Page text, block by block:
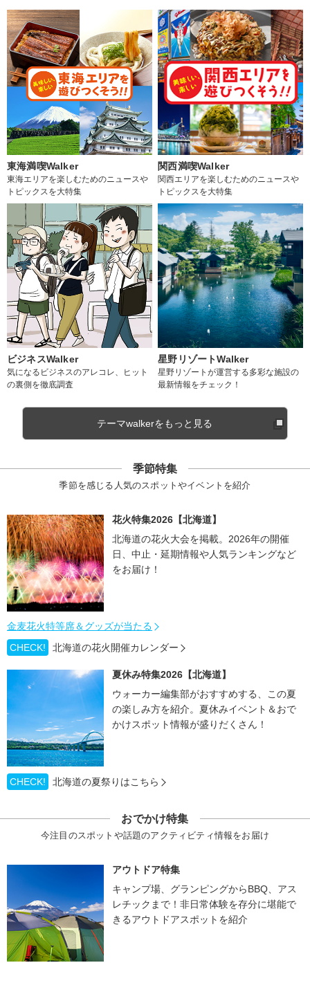
東海満喫Walker
東海エリアを楽しむためのニュースや
トピックスを大特集
関西満喫Walker
関西エリアを楽しむためのニュースや
トピックスを大特集
ビジネスWalker
気になるビジネスのアレコレ、ヒット
の裏側を徹底調査
星野リゾートWalker
星野リゾートが運営する多彩な施設の
最新情報をチェック！
テーマwalkerをもっと見る
季節特集
季節を感じる人気のスポットやイベントを紹介
花火特集2026【北海道】
北海道の花火大会を掲載。2026年の開催
日、中止・延期情報や人気ランキングなど
をお届け！
金麦花火特等席＆グッズが当たる
CHECK!
北海道の花火開催カレンダー
夏休み特集2026【北海道】
ウォーカー編集部がおすすめする、この夏
の楽しみ方を紹介。夏休みイベント＆おで
かけスポット情報が盛りだくさん！
CHECK! 北海道の夏祭りはこちら
おでかけ特集
今注目のスポットや話題のアクティビティ情報をお届け
アウトドア特集
キャンプ場、グランピングからBBQ、アス
レチックまで！非日常体験を存分に堪能で
きるアウトドアスポットを紹介